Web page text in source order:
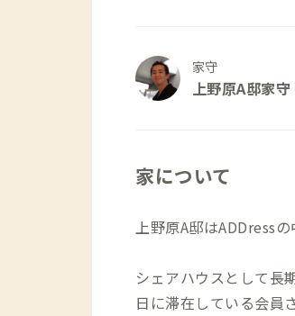
家守
上野原A邸家守
家について
上野原A邸はADDress
シェアハウスとして長
日に滞在している会員